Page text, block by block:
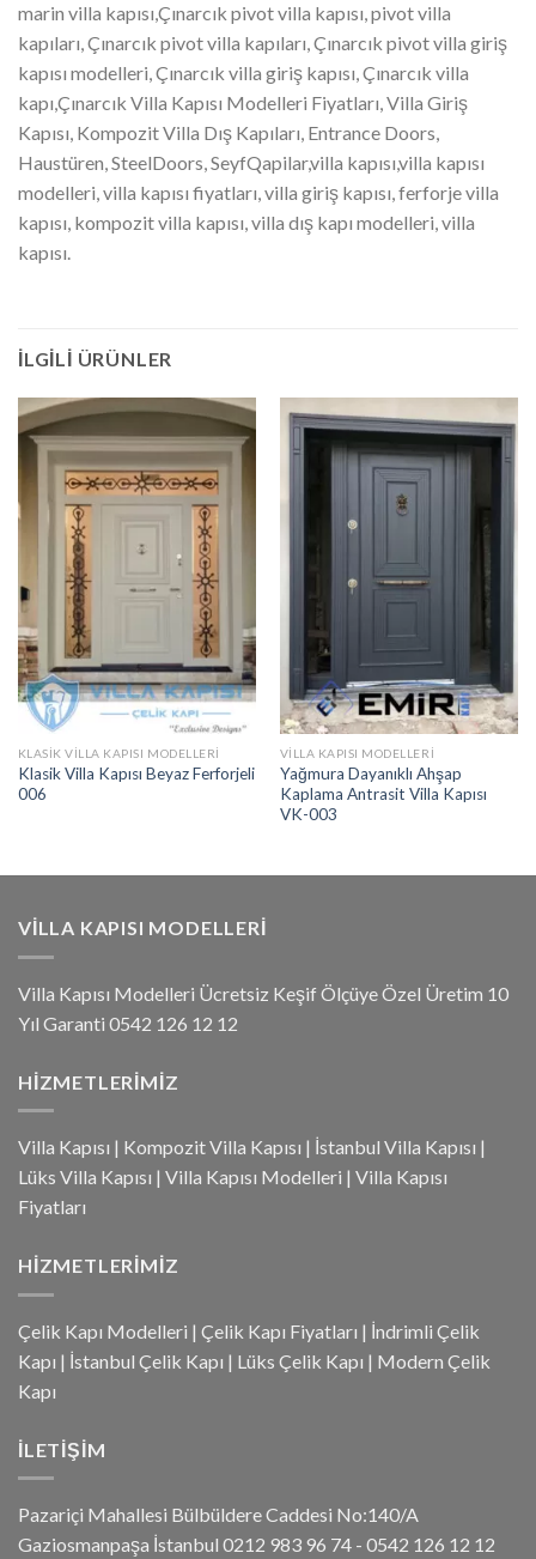
marin villa kapısı,Çınarcık pivot villa kapısı, pivot villa
kapıları, Çınarcık pivot villa kapıları, Çınarcık pivot villa giriş
kapısı modelleri, Çınarcık villa giriş kapısı, Çınarcık villa
kapı,Çınarcık Villa Kapısı Modelleri Fiyatları, Villa Giriş
Kapısı, Kompozit Villa Dış Kapıları, Entrance Doors,
Haustüren, SteelDoors, SeyfQapilar,villa kapısı,villa kapısı
modelleri, villa kapısı fiyatları, villa giriş kapısı, ferforje villa
kapısı, kompozit villa kapısı, villa dış kapı modelleri, villa
kapısı.
İLGILI ÜRÜNLER
KLASIK VILLA KAPISI MODELLERI
Klasik Villa Kapısı Beyaz Ferforjeli
006
VILLA KAPISI MODELLERI
Yağmura Dayanıklı Ahşap
Kaplama Antrasit Villa Kapısı
VK-003
VILLA KAPISI MODELLERI
Villa Kapısı Modelleri Ücretsiz Keşif Ölçüye Özel Üretim 10
Yıl Garanti 0542 126 12 12
HIZMETLERIMIZ
Villa Kapısı | Kompozit Villa Kapısı | İstanbul Villa Kapısı |
Lüks Villa Kapısı | Villa Kapısı Modelleri | Villa Kapısı
Fiyatları
HIZMETLERIMIZ
Çelik Kapı Modelleri | Çelik Kapı Fiyatları | İndrimli Çelik
Kapı | İstanbul Çelik Kapı | Lüks Çelik Kapı | Modern Çelik
Kapı
İLETIŞIM
Pazariçi Mahallesi Bülbüldere Caddesi No:140/A
Gaziosmanpaşa İstanbul 0212 983 96 74 - 0542 126 12 12